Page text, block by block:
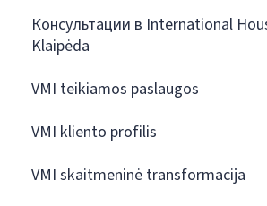
Консультации в International
Klaipėda
VMI teikiamos paslaugos
VMI kliento profilis
VMI skaitmeninė transformacija